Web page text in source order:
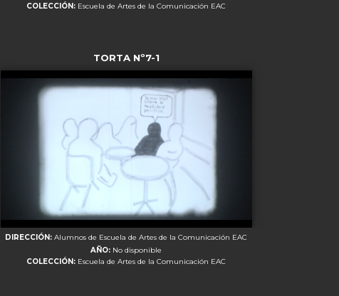
COLECCIÓN: Escuela de Artes de la Comunicación EAC
TORTA Nº7-1
DIRECCIÓN:Alumnos de Escuela de Artes de la Comunicación EAC
AÑO: No disponible
COLECCIÓN: Escuela de Artes de la Comunicación EAC